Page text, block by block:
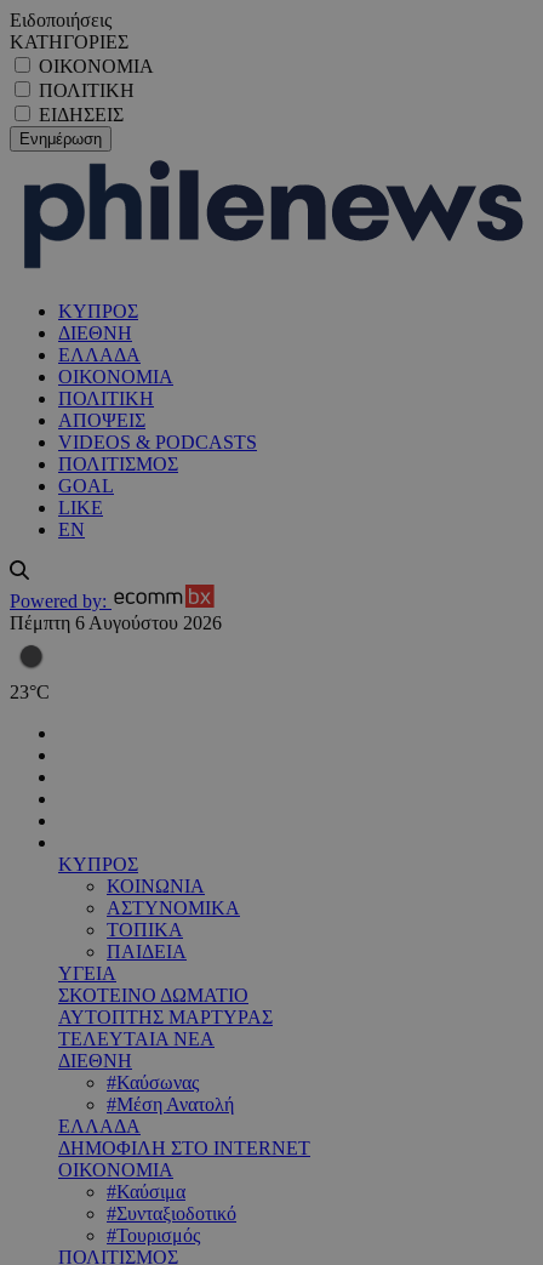
Ειδοποιήσεις
ΚΑΤΗΓΟΡΙΕΣ
ΟΙΚΟΝΟΜΙΑ
ΠΟΛΙΤΙΚΗ
ΕΙΔΗΣΕΙΣ
ΚΥΠΡΟΣ
ΔΙΕΘΝΗ
ΕΛΛΑΔΑ
ΟΙΚΟΝΟΜΙΑ
ΠΟΛΙΤΙΚΗ
ΑΠΟΨΕΙΣ
VIDEOS & PODCASTS
ΠΟΛΙΤΙΣΜΟΣ
GOAL
LIKE
EN
Powered by:
Πέμπτη 6 Αυγούστου 2026
23°C
ΚΥΠΡΟΣ
ΚΟΙΝΩΝΙΑ
ΑΣΤΥΝΟΜΙΚΑ
ΤΟΠΙΚΑ
ΠΑΙΔΕΙΑ
ΥΓΕΙΑ
ΣΚΟΤΕΙΝΟ ΔΩΜΑΤΙΟ
ΑΥΤΟΠΤΗΣ ΜΑΡΤΥΡΑΣ
ΤΕΛΕΥΤΑΙΑ ΝΕΑ
ΔΙΕΘΝΗ
#Καύσωνας
#Μέση Ανατολή
ΕΛΛΑΔΑ
ΔΗΜΟΦΙΛΗ ΣΤΟ INTERNET
ΟΙΚΟΝΟΜΙΑ
#Καύσιμα
#Συνταξιοδοτικό
#Τουρισμός
ΠΟΛΙΤΙΣΜΟΣ